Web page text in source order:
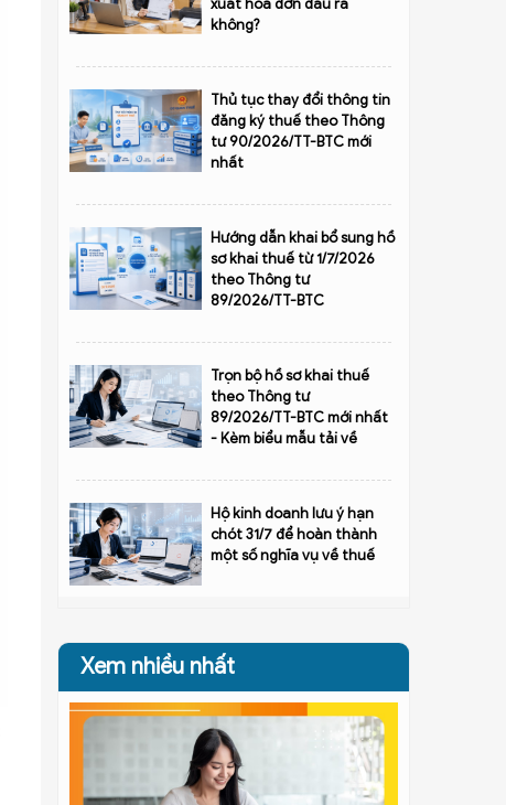
xuất hóa đơn đầu ra
không?
Thủ tục thay đổi thông tin
đăng ký thuế theo Thông
tư 90/2026/TT-BTC mới
nhất
Hướng dẫn khai bổ sung hồ
sơ khai thuế từ 1/7/2026
theo Thông tư
89/2026/TT-BTC
Trọn bộ hồ sơ khai thuế
theo Thông tư
89/2026/TT-BTC mới nhất
- Kèm biểu mẫu tải về
Hộ kinh doanh lưu ý hạn
chót 31/7 để hoàn thành
một số nghĩa vụ về thuế
Xem nhiều nhất